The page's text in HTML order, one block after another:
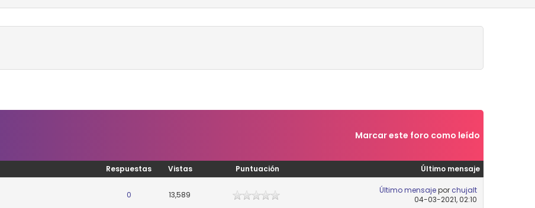
Marcar este foro como leído
Respuestas Vistas Puntuación Último mensaje
0 13,589 Último mensajepor chujalt
04-03-2021, 02:10